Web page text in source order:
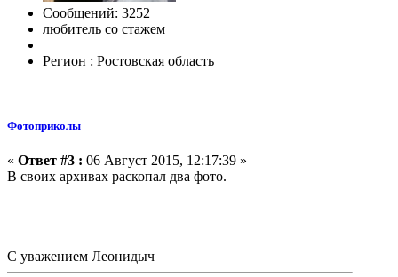
Сообщений: 3252
любитель со стажем
Регион : Ростовская область
Фотоприколы
« Ответ #3 : 06 Август 2015, 12:17:39 »
В своих архивах раскопал два фото.
С уважением Леонидыч